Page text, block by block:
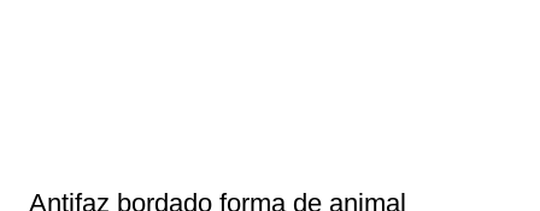
Antifaz bordado forma de animal